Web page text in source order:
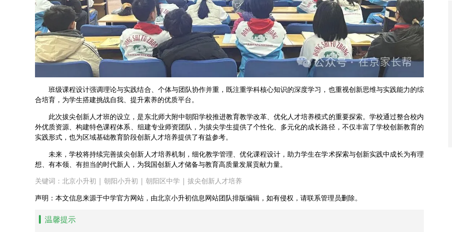
班级课程设计强调理论与实践结合、个体与团队协作并重，既注重学科核心知识的深度学习，也重视创新思维与实践能力的综
合培育，为学生搭建挑战自我、提升素养的优质平台。
此次拔尖创新人才班的设立，是东北师大附中朝阳学校推进教育教学改革、优化人才培养模式的重要探索。学校通过整合校内
外优质资源、构建特色课程体系、组建专业师资团队，为拔尖学生提供了个性化、多元化的成长路径，不仅丰富了学校创新教育的
实践形式，也为区域基础教育阶段创新人才培养提供了有益参考。
未来，学校将持续完善拔尖创新人才培养机制，细化教学管理、优化课程设计，助力学生在学术探索与创新实践中成长为有理
想、有本领、有担当的时代新人，为我国创新人才储备与教育高质量发展贡献力量。
关键词： 北京小升初 | 朝阳小升初 | 朝阳区中学 | 拔尖创新人才培养
声明：本文信息来源于中学官方网站，由北京小升初信息网站团队排版编辑，如有侵权，请联系管理员删除。
温馨提示